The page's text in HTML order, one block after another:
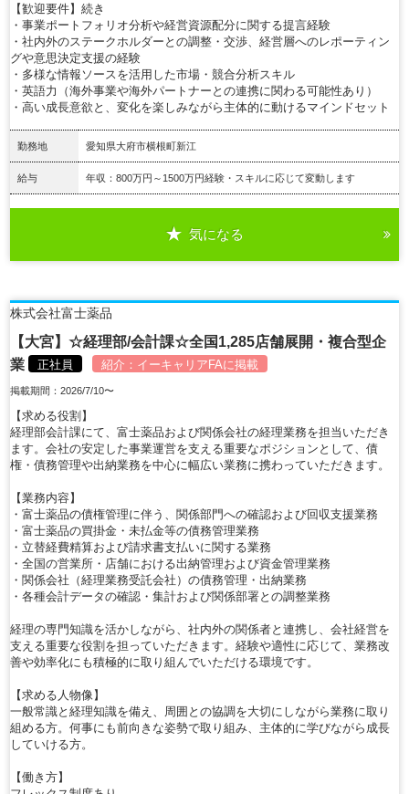
【歓迎要件】続き
・事業ポートフォリオ分析や経営資源配分に関する提言経験
・社内外のステークホルダーとの調整・交渉、経営層へのレポーティン
グや意思決定支援の経験
・多様な情報ソースを活用した市場・競合分析スキル
・英語力（海外事業や海外パートナーとの連携に関わる可能性あり）
・高い成長意欲と、変化を楽しみながら主体的に動けるマインドセット
勤務地 愛知県大府市横根町新江
給与 年収：800万円～1500万円経験・スキルに応じて変動します
気になる
株式会社富士薬品
【大宮】☆経理部/会計課☆全国1,285店舗展開・複合型企
業
正社員 紹介： イーキャリアFAに掲載
掲載期間：2026/7/10〜
【求める役割】
経理部会計課にて、富士薬品および関係会社の経理業務を担当いただき
ます。会社の安定した事業運営を支える重要なポジションとして、債
権・債務管理や出納業務を中心に幅広い業務に携わっていただきます。
【業務内容】
・富士薬品の債権管理に伴う、関係部門への確認および回収支援業務
・富士薬品の買掛金・未払金等の債務管理業務
・立替経費精算および請求書支払いに関する業務
・全国の営業所・店舗における出納管理および資金管理業務
・関係会社（経理業務受託会社）の債務管理・出納業務
・各種会計データの確認・集計および関係部署との調整業務
経理の専門知識を活かしながら、社内外の関係者と連携し、会社経営を
支える重要な役割を担っていただきます。経験や適性に応じて、業務改
善や効率化にも積極的に取り組んでいただける環境です。
【求める人物像】
一般常識と経理知識を備え、周囲との協調を大切にしながら業務に取り
組める方。何事にも前向きな姿勢で取り組み、主体的に学びながら成長
していける方。
【働き方】